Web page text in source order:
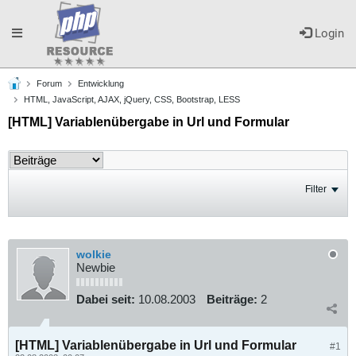
Login
Toggle
navigation
Forum
Entwicklung
HTML, JavaScript, AJAX, jQuery, CSS, Bootstrap, LESS
[HTML] Variablenübergabe in Url und Formular
Filter
wolkie
Newbie
Dabei seit: 10.08.2003 Beiträge: 2
#1
[HTML] Variablenübergabe in Url und Formular